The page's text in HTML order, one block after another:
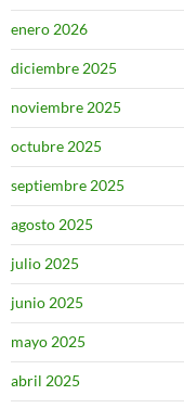
enero 2026
diciembre 2025
noviembre 2025
octubre 2025
septiembre 2025
agosto 2025
julio 2025
junio 2025
mayo 2025
abril 2025